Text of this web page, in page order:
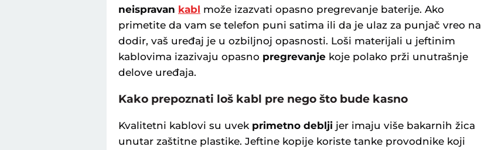
neispravan kabl može izazvati opasno pregrevanje baterije. Ako
primetite da vam se telefon puni satima ili da je ulaz za punjač vreo na
dodir, vaš uređaj je u ozbiljnoj opasnosti. Loši materijali u jeftinim
kablovima izazivaju opasno pregrevanje koje polako prži unutrašnje
delove uređaja.
Kako prepoznati loš kabl pre nego što bude kasno
Kvalitetni kablovi su uvek primetno deblji jer imaju više bakarnih žica
unutar zaštitne plastike. Jeftine kopije koriste tanke provodnike koji